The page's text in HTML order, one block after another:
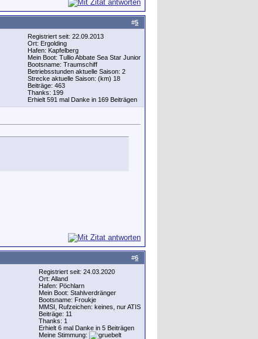
#5
Registriert seit: 22.09.2013
Ort: Ergolding
Hafen: Kapfelberg
Mein Boot: Tullio Abbate Sea Star Junior
Bootsname: Traumschiff
Betriebsstunden aktuelle Saison: 2
Strecke aktuelle Saison: (km) 18
Beiträge: 463
Thanks: 199
Erhielt 591 mal Danke in 169 Beiträgen
#6
Registriert seit: 24.03.2020
Ort: Alland
Hafen: Pöchlarn
Mein Boot: Stahlverdränger
Bootsname: Froukje
MMSI, Rufzeichen: keines, nur ATIS
Beiträge: 11
Thanks: 1
Erhielt 6 mal Danke in 5 Beiträgen
Meine Stimmung: